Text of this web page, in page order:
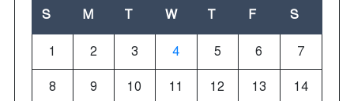
S M T W T F S
1 2 3 4 5 6 7
8 9 10 11 12 13 14